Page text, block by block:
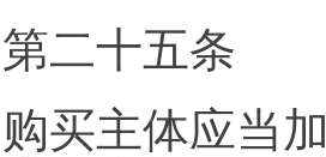
十五条
主体应当加